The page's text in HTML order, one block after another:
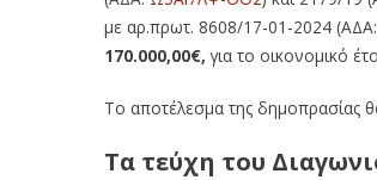
με αρ.πρωτ. 8608/17-01-2024 (ΑΔΑ:
170.000,00€, για το οικονομικό
Το αποτέλεσμα της δημοπρασίας
Τα τεύχη του